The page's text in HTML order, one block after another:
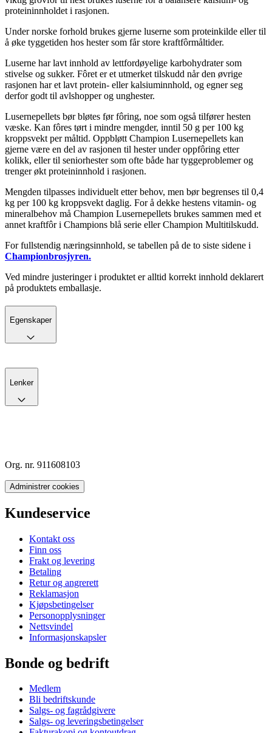
proteininnholdet i rasjonen.
Under norske forhold brukes gjerne luserne som proteinkilde eller til
å øke tyggetiden hos hester som får store kraftfôrmåltider.
Luserne har lavt innhold av lettfordøyelige karbohydrater som
stivelse og sukker. Fôret er et utmerket tilskudd når den øvrige
rasjonen har et lavt protein- eller kalsiuminnhold, og egner seg
derfor godt til avlshopper og unghester.
Lusernepellets bør bløtes før fôring, noe som også tilfører hesten
væske. Kan fôres tørt i mindre mengder, inntil 50 g per 100 kg
kroppsvekt per måltid. Oppbløtt Champion Lusernepellets kan
gjerne være en del av rasjonen til hester under oppfôring etter
kolikk, eller til seniorhester som ofte både har tyggeproblemer og
trenger økt proteininnhold i rasjonen.
Mengden tilpasses individuelt etter behov, men bør begrenses til 0,4
kg per 100 kg kroppsvekt daglig. For å dekke hestens vitamin- og
mineralbehov må Champion Lusernepellets brukes sammen med et
annet kraftfôr i Champions blå serie eller Champion Multitilskudd.
For fullstendig næringsinnhold, se tabellen på de to siste sidene i
Championbrosjyren.
Ved mindre justeringer i produktet er alltid korrekt innhold deklarert
på produktets emballasje.
Egenskaper
Lenker
Org. nr. 911608103
Administrer cookies
Kundeservice
Kontakt oss
Finn oss
Frakt og levering
Betaling
Retur og angrerett
Reklamasjon
Kjøpsbetingelser
Personopplysninger
Nettsvindel
Informasjonskapsler
Bonde og bedrift
Medlem
Bli bedriftskunde
Salgs- og fagrådgivere
Salgs- og leveringsbetingelser